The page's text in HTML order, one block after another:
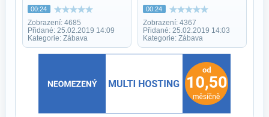
00:24
Zobrazení: 4685
Přidané: 25.02.2019 14:09
Kategorie: Zábava
00:24
Zobrazení: 4367
Přidané: 25.02.2019 14:03
Kategorie: Zábava